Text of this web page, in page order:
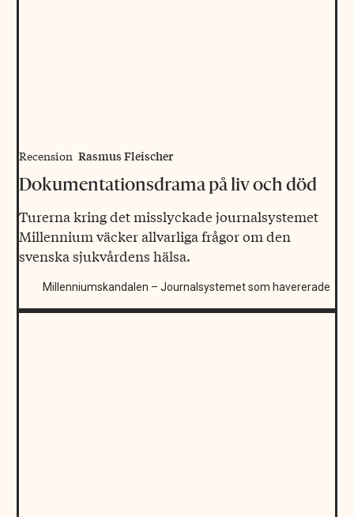
Recension Rasmus Fleischer
Dokumentationsdrama på liv och död
Turerna kring det misslyckade journalsystemet
Millennium väcker allvarliga frågor om den
svenska sjukvårdens hälsa.
Millenniumskandalen – Journalsystemet som havererade